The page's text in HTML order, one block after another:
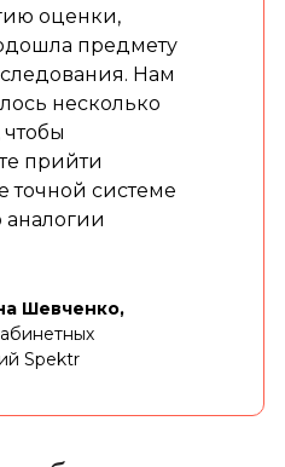
Шевченко,
Spektr
оценки,
предмету
Нам
несколько
прийти
точной системе